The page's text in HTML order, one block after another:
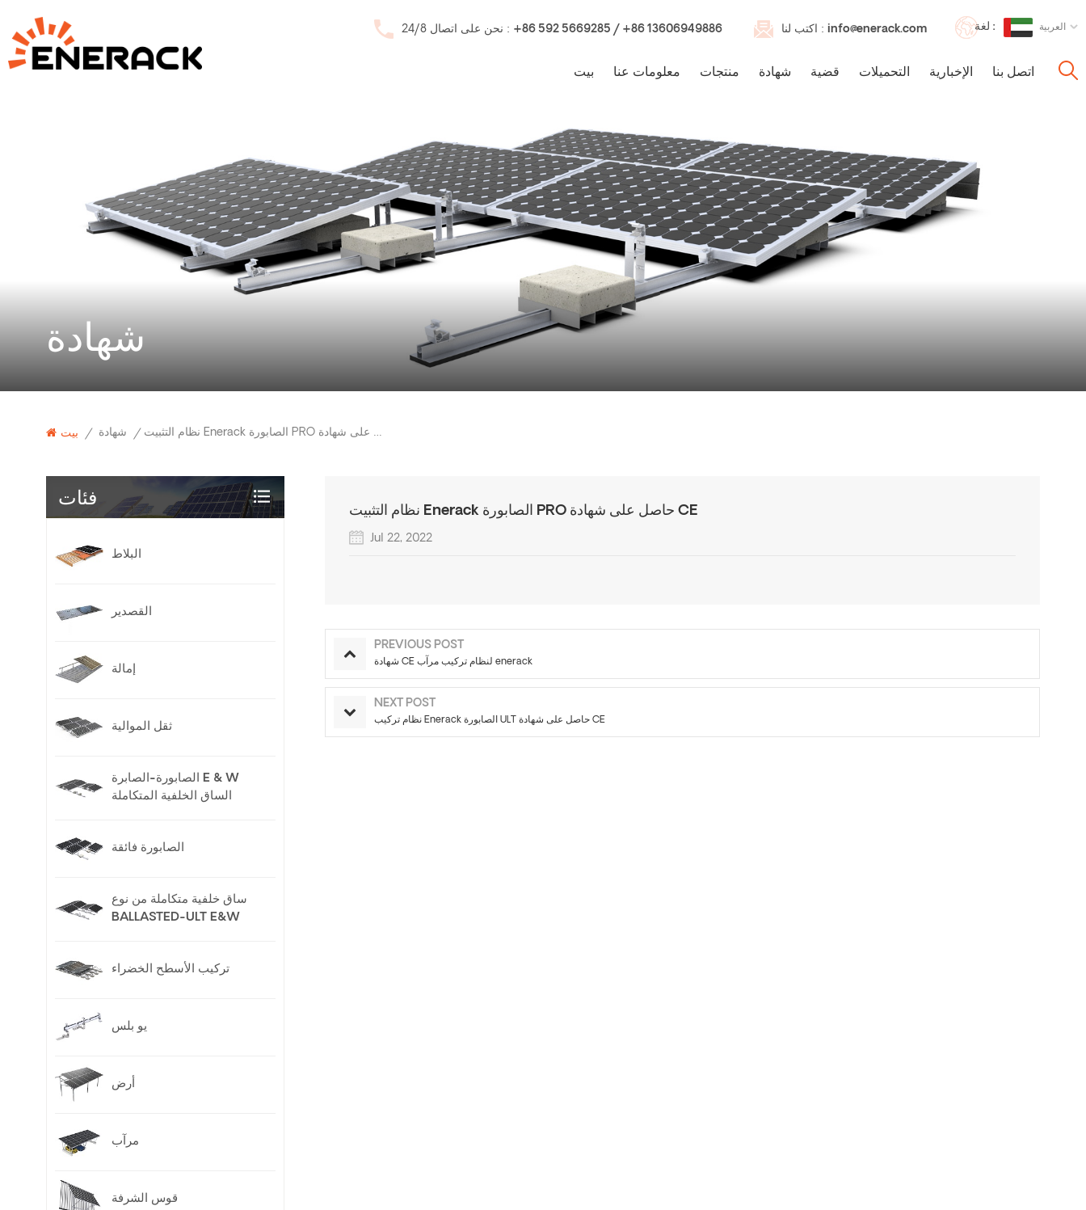
نحن على اتصال 24/8 : +86 592 5669285 / +86 13606949886 اكتب لنا : info@enerack.com لغة : العربية
بيت معلومات عنا منتجات شهادة قضية التحميلات الإخبارية اتصل بنا
شهادة
بيت / شهادة / نظام التثبيت Enerack الصابورة PRO حاصل على شهادة CE
نظام التثبيت Enerack الصابورة PRO حاصل على شهادة CE
Jul 22, 2022
PREVIOUS POST
شهادة CE لنظام تركيب مرآب enerack
NEXT POST
نظام تركيب Enerack الصابورة ULT حاصل على شهادة CE
فئات
البلاط
القصدير
إمالة
ثقل الموالية
الصابورة-الصابرة E & W
الساق الخلفية المتكاملة
الصابورة فائقة
ساق خلفية متكاملة من نوع
BALLASTED-ULT E&W
تركيب الأسطح الخضراء
يو بلس
أرض
مرآب
قوس الشرفة